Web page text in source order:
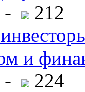
-
212
и
-
224